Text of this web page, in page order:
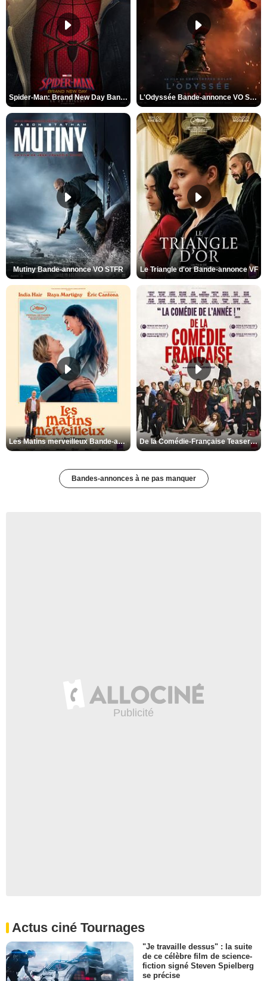
Spider-Man: Brand New Day Bande-annonce VO STFR L'Odyssée Bande-annonce VO STFR
Mutiny Bande-annonce VO STFR Le Triangle d'or Bande-annonce VF
Les Matins merveilleux Bande-annonce VF De la Comédie-Française Teaser VF
Bandes-annonces à ne pas manquer
Actus ciné Tournages
"Je travaille dessus" : la suite
de ce célèbre film de science-
fiction signé Steven Spielberg
se précise